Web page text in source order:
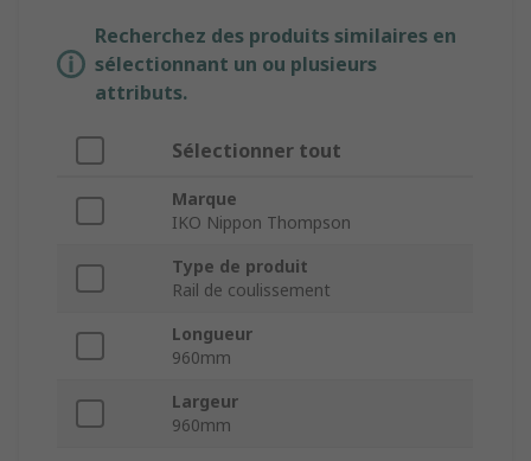
Recherchez des produits similaires en
sélectionnant un ou plusieurs
attributs.
Sélectionner tout
Marque
IKO Nippon Thompson
Type de produit
Rail de coulissement
Longueur
960mm
Largeur
960mm